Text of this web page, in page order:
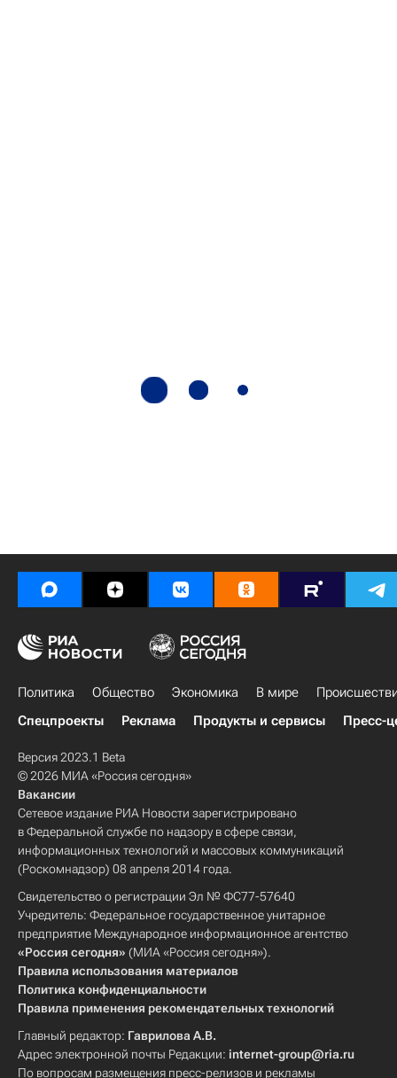
Политика Общество Экономика В мире
Спецпроекты
Реклама Продукты и сервисы Пресс-
Версия 2023.1 Beta
© 2026 МИА «Россия сегодня»
Вакансии
Сетевое издание РИА Новости зарегистрировано
в Федеральной службе по надзору в сфере связи,
информационных технологий и массовых коммуникаций
(Роскомнадзор) 08 апреля 2014 года.
Свидетельство о регистрации Эл № ФС77-57640
Учредитель: Федеральное государственное унитарное
предприятие Международное информационное агентство
«Россия сегодня» (МИА «Россия сегодня»).
Правила использования материалов
Политика конфиденциальности
Правила применения рекомендательных технологий
Главный редактор: Гаврилова А.В.
Адрес электронной почты Редакции: internet-group@ria.ru
По вопросам размещения пресс-релизов и рекламы